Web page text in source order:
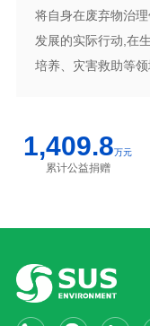
将自身在废弃物治
发展的实际行动,在
培养、灾害救助等领
1,409.8万元
累计公益捐赠